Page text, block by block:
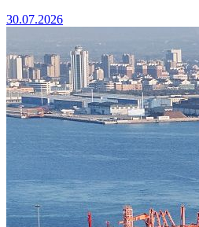
30.07.2026